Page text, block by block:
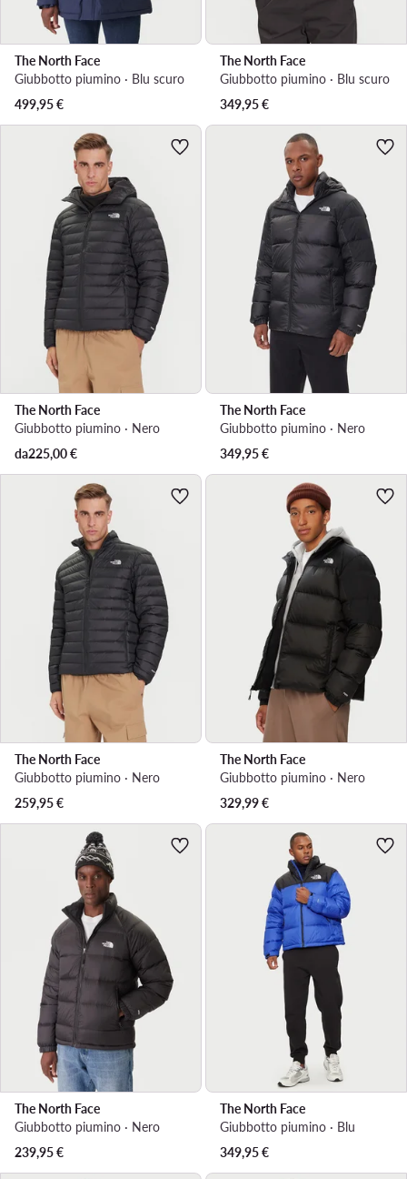
The North Face
Giubbotto piumino · Blu scuro
499,95€
The North Face
Giubbotto piumino · Blu scuro
349,95€
The North Face
Giubbotto piumino · Nero
da225,00€
The North Face
Giubbotto piumino · Nero
349,95€
The North Face
Giubbotto piumino · Nero
259,95€
The North Face
Giubbotto piumino · Nero
329,99€
The North Face
Giubbotto piumino · Nero
239,95€
The North Face
Giubbotto piumino · Blu
349,95€